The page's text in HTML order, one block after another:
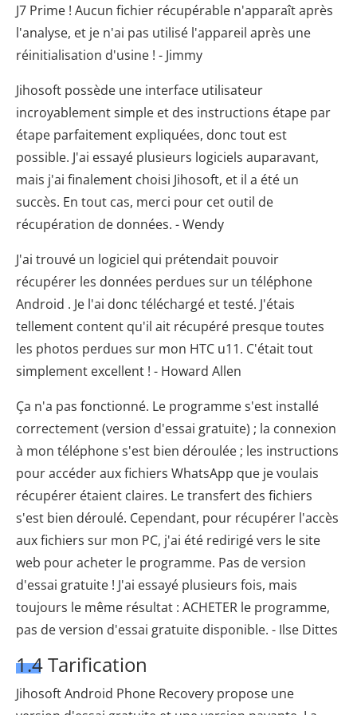
J7 Prime ! Aucun fichier récupérable n'apparaît après
l'analyse, et je n'ai pas utilisé l'appareil après une
réinitialisation d'usine ! - Jimmy
Jihosoft possède une interface utilisateur
incroyablement simple et des instructions étape par
étape parfaitement expliquées, donc tout est
possible. J'ai essayé plusieurs logiciels auparavant,
mais j'ai finalement choisi Jihosoft, et il a été un
succès. En tout cas, merci pour cet outil de
récupération de données. - Wendy
J'ai trouvé un logiciel qui prétendait pouvoir
récupérer les données perdues sur un téléphone
Android . Je l'ai donc téléchargé et testé. J'étais
tellement content qu'il ait récupéré presque toutes
les photos perdues sur mon HTC u11. C'était tout
simplement excellent ! - Howard Allen
Ça n'a pas fonctionné. Le programme s'est installé
correctement (version d'essai gratuite) ; la connexion
à mon téléphone s'est bien déroulée ; les instructions
pour accéder aux fichiers WhatsApp que je voulais
récupérer étaient claires. Le transfert des fichiers
s'est bien déroulé. Cependant, pour récupérer l'accès
aux fichiers sur mon PC, j'ai été redirigé vers le site
web pour acheter le programme. Pas de version
d'essai gratuite ! J'ai essayé plusieurs fois, mais
toujours le même résultat : ACHETER le programme,
pas de version d'essai gratuite disponible. - Ilse Dittes
1.4 Tarification
Jihosoft Android Phone Recovery propose une